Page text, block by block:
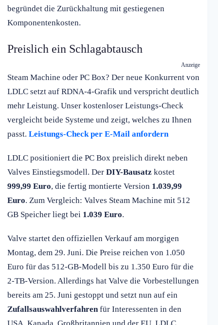
begründet die Zurückhaltung mit gestiegenen
Komponentenkosten.
Preislich ein Schlagabtausch
Anzeige
Steam Machine oder PC Box? Der neue Konkurrent von
LDLC setzt auf RDNA-4-Grafik und verspricht deutlich
mehr Leistung. Unser kostenloser Leistungs-Check
vergleicht beide Systeme und zeigt, welches zu Ihnen
passt. Leistungs-Check per E-Mail anfordern
LDLC positioniert die PC Box preislich direkt neben
Valves Einstiegsmodell. Der DIY-Bausatz kostet
999,99 Euro, die fertig montierte Version 1.039,99
Euro. Zum Vergleich: Valves Steam Machine mit 512
GB Speicher liegt bei 1.039 Euro.
Valve startet den offiziellen Verkauf am morgigen
Montag, dem 29. Juni. Die Preise reichen von 1.050
Euro für das 512-GB-Modell bis zu 1.350 Euro für die
2-TB-Version. Allerdings hat Valve die Vorbestellungen
bereits am 25. Juni gestoppt und setzt nun auf ein
Zufallsauswahlverfahrenfür Interessenten in den